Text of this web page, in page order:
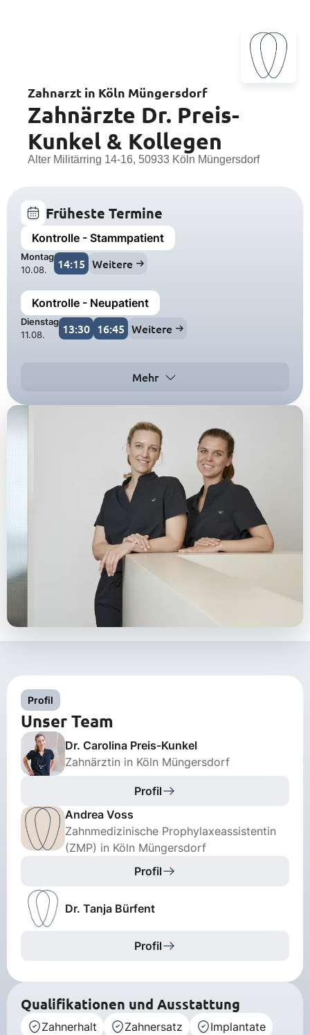
Zahnarzt in Köln Müngersdorf
Zahnärzte Dr. Preis-
Kunkel & Kollegen
Alter Militärring 14-16, 50933 Köln Müngersdorf
Früheste Termine
Kontrolle - Stammpatient
Montag
10.08.
14:15 Weitere
Kontrolle - Neupatient
Dienstag
11.08.
13:30 16:45 Weitere
Mehr
Profil
Unser Team
Dr. Carolina Preis-Kunkel
Zahnärztin in Köln Müngersdorf
Profil
Andrea Voss
Zahnmedizinische Prophylaxeassistentin
(ZMP) in Köln Müngersdorf
Profil
Dr. Tanja Bürfent
Profil
Qualifikationen und Ausstattung
Zahnerhalt Zahnersatz
Implantate